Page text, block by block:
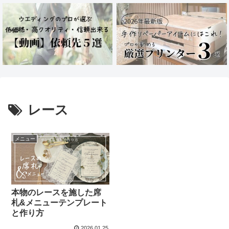
レース
メニュー
本物のレースを施した席
札&メニューテンプレート
と作り方
2026.01.25